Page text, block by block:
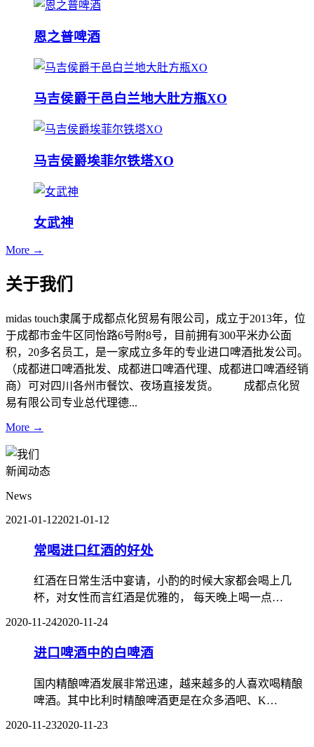
恩之普啤酒
马吉侯爵干邑白兰地大肚方瓶XO
马吉侯爵埃菲尔铁塔XO
女武神
More →
关于我们
midas touch隶属于成都点化贸易有限公司，成立于2013年，位
于成都市金牛区同怡路6号附8号，目前拥有300平米办公面
积，20多名员工，是一家成立多年的专业进口啤酒批发公司。
（成都进口啤酒批发、成都进口啤酒代理、成都进口啤酒经销
商）可对四川各州市餐饮、夜场直接发货。 成都点化贸
易有限公司专业总代理德...
More →
新闻动态
News
2021-01-122021-01-12
常喝进口红酒的好处
红酒在日常生活中宴请，小酌的时候大家都会喝上几
杯，对女性而言红酒是优雅的， 每天晚上喝一点…
2020-11-242020-11-24
进口啤酒中的白啤酒
国内精酿啤酒发展非常迅速，越来越多的人喜欢喝精酿
啤酒。其中比利时精酿啤酒更是在众多酒吧、K…
2020-11-232020-11-23